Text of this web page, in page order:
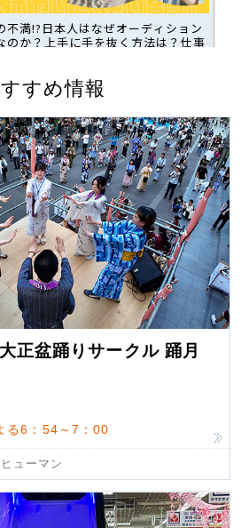
すめ情報
正盆踊りサークル 踊月
る6：54～7：00
ヒューマン